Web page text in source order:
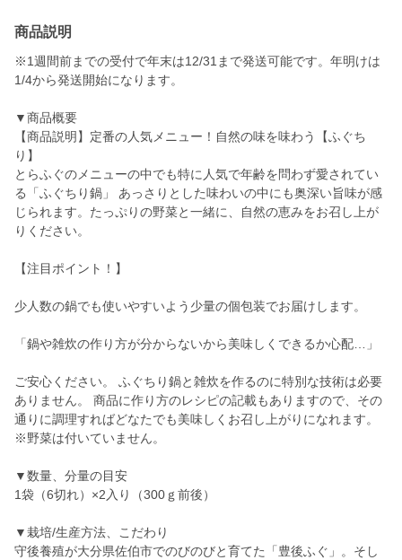
商品説明
※1週間前までの受付で年末は12/31まで発送可能です。年明けは
1/4から発送開始になります。
▼商品概要
【商品説明】定番の人気メニュー！自然の味を味わう【ふぐち
り】
とらふぐのメニューの中でも特に人気で年齢を問わず愛されてい
る「ふぐちり鍋」 あっさりとした味わいの中にも奥深い旨味が感
じられます。たっぷりの野菜と一緒に、自然の恵みをお召し上が
りください。
【注目ポイント！】
少人数の鍋でも使いやすいよう少量の個包装でお届けします。
「鍋や雑炊の作り方が分からないから美味しくできるか心配…」
ご安心ください。 ふぐちり鍋と雑炊を作るのに特別な技術は必要
ありません。 商品に作り方のレシピの記載もありますので、その
通りに調理すればどなたでも美味しくお召し上がりになれます。
※野菜は付いていません。
▼数量、分量の目安
1袋（6切れ）×2入り（300ｇ前後）
▼栽培/生産方法、こだわり
守後養殖が大分県佐伯市でのびのびと育てた「豊後ふぐ」。そし